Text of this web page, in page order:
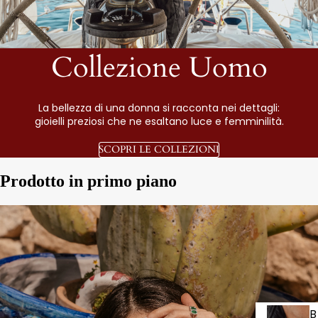
B
Collezione Uomo
La bellezza di una donna si racconta nei dettagli:
gioielli preziosi che ne esaltano luce e femminilità.
SCOPRI LE COLLEZIONI
Prodotto in primo piano